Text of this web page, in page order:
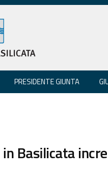
PRESIDENTE GIUNTA
Basilicata